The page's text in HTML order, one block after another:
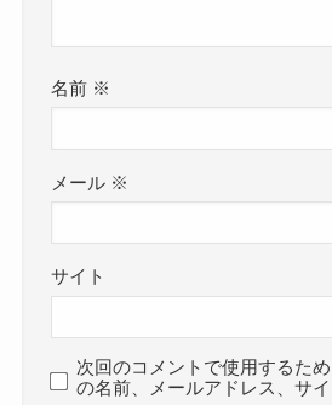
名前 ※
メール ※
サイト
次回のコメントで使用するた
の名前、メールアドレス、サイ